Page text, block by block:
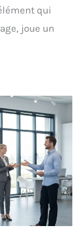
qui
joue un